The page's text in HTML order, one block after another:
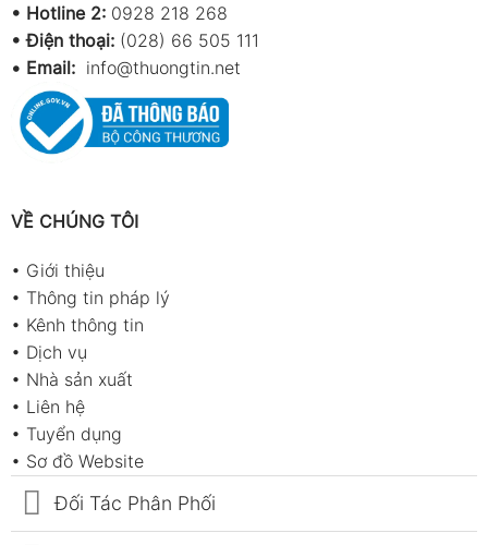
• Hotline 2: 0928 218 268
• Điện thoại: (028) 66 505 111
• Email: info@thuongtin.net
VỀ CHÚNG TÔI
• Giới thiệu
• Thông tin pháp lý
• Kênh thông tin
• Dịch vụ
• Nhà sản xuất
• Liên hệ
• Tuyển dụng
• Sơ đồ Website
Đối Tác Phân Phối